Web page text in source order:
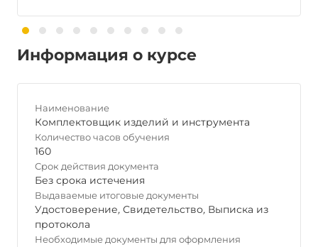
Информация о курсе
Наименование
Комплектовщик изделий и инструмента
Количество часов обучения
160
Срок действия документа
Без срока истечения
Выдаваемые итоговые документы
Удостоверение, Свидетельство, Выписка из
протокола
Необходимые документы для оформления